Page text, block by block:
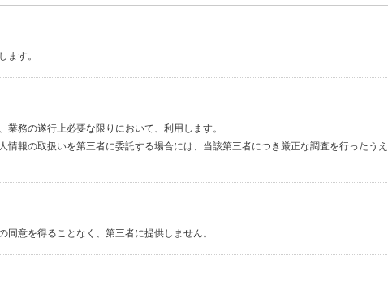
ます。
務の遂行上必要な限りにおいて、利用します。
情報の取扱いを第三者に委託する場合には、当該第三者につき厳正な調査を行ったう
意を得ることなく、第三者に提供しません。